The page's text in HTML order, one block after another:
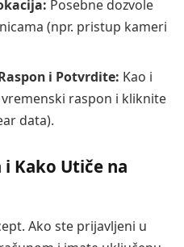
Posebne dozvole
(npr. pristup kameri
i Potvrdite: Kao i
raspon i kliknite
data).
Kako Utiče na
Ako ste prijavljeni u